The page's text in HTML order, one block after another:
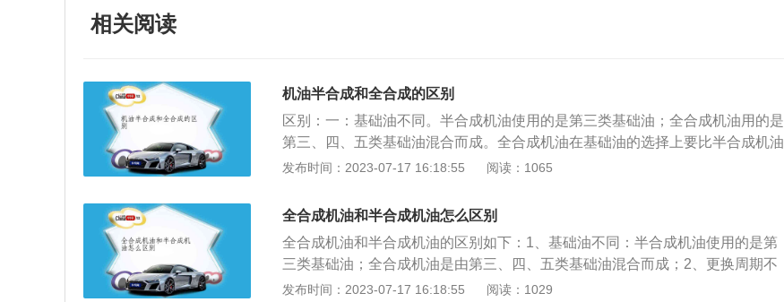
相关阅读
机油半合成和全合成的区别
区别：一：基础油不同。半合成机油使用的是第三类基础油；全合成机油用的是
第三、四、五类基础油混合而成。全合成机油在基础油的选择上要比半合成机油
高一个级别。二：更换周期不同。半合成机油在使用过程中半年或者7500公里更
油还要根据具体的更换周期另做更换。三：适用温度不同。全合成机油使用温度
更广，在相同的工作环境里，全合成油用较低的黏度就可以达到保护引擎的目
的，而半合成机油使用要求相对较高。四：适用车况不同。半合成机油更加适用
于经济型、小排量平顺驾驶的车型；全合成机油能够在各种严酷恶劣的条件下使
用，耐高温和抗低温性能更好，更多运用于涡轮增压发动机车型、高端车型。
发布时间：2023-07-17 16:18:55 阅读：1065
全合成机油和半合成机油怎么区别
全合成机油和半合成机油的区别如下：1、基础油不同：半合成机油使用的是第
三类基础油；全合成机油是由第三、四、五类基础油混合而成；2、更换周期不
同：全合成机油更长，全合成机油是10000公里左右或一年更换，半合成机油是
发布时间：2023-07-17 16:18:55 阅读：1029